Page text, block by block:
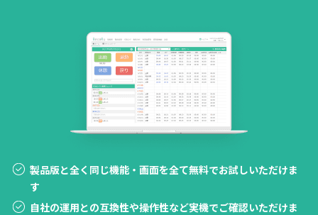
製品版と全く同じ機能・画面を全て無料でお試しいただけま
す
自社の運用との互換性や操作性など実機でご確認いただけま